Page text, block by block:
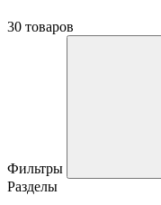
30 товаров
Фильтры
Разделы